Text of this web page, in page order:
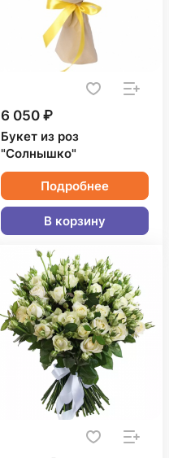
6 050 ₽
Букет из роз
"Солнышко"
Подробнее
В корзину